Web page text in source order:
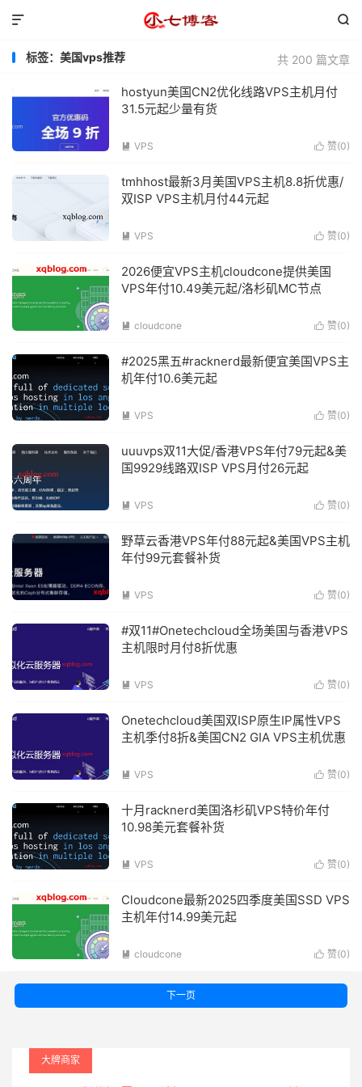


共 200 篇文章
标签：美国vps推荐
hostyun美国CN2优化线路VPS主机月付
31.5元起少量有货
 赞(0)
 VPS
tmhhost最新3月美国VPS主机8.8折优惠/
双ISP VPS主机月付44元起
 赞(0)
 VPS
2026便宜VPS主机cloudcone提供美国
VPS年付10.49美元起/洛杉矶MC节点
 赞(0)
 cloudcone
#2025黑五#racknerd最新便宜美国VPS主
机年付10.6美元起
 赞(0)
 VPS
uuuvps双11大促/香港VPS年付79元起&美
国9929线路双ISP VPS月付26元起
 赞(0)
 VPS
野草云香港VPS年付88元起&美国VPS主机
年付99元套餐补货
 赞(0)
 VPS
#双11#Onetechcloud全场美国与香港VPS
主机限时月付8折优惠
 赞(0)
 VPS
Onetechcloud美国双ISP原生IP属性VPS
主机季付8折&美国CN2 GIA VPS主机优惠
 赞(0)
 VPS
十月racknerd美国洛杉矶VPS特价年付
10.98美元套餐补货
 赞(0)
 VPS
Cloudcone最新2025四季度美国SSD VPS
主机年付14.99美元起
 赞(0)
 cloudcone
下一页
大牌商家